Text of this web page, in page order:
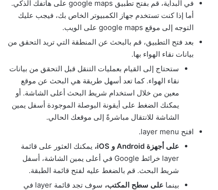
في البداية، قم بفتح تطبيق google maps على هاتفك الذكي.
أما إذا كنت تستخدم جهاز الكمبيوتر الخاص بك، فيجب عليك
التوجه إلى موقع google maps على الويب.
بعد فتح التطبيق، قم بالبحث عن المنطقة التي تريد التحقق من
بيانات نقاء الهواء بها.
ستحتاج إلى القيام بعمليات التنقل قبل التحقق من بيانات
نقاء الهواء. كما تعد أسهل طريقة هي البحث عن موقع
معين من خلال استخدام شريط البحث أعلى الشاشة. أو
يمكنك الضغط على أيقونة البوصلة الموجودة أسفل يمين
الشاشة للانتقال مباشرةً إلى موقعك الحالي.
افتح layer menu.
على أجهزة Android و iOS،
يمكنك العثور على قائمة
layer خرائط Google في أعلى يمين الشاشة، أسفل
شريط البحث. قم بالضغط عليه لفتح قائمة الطبقة.
بينما على سطح المكتب،
سوف تجد قائمة layer في